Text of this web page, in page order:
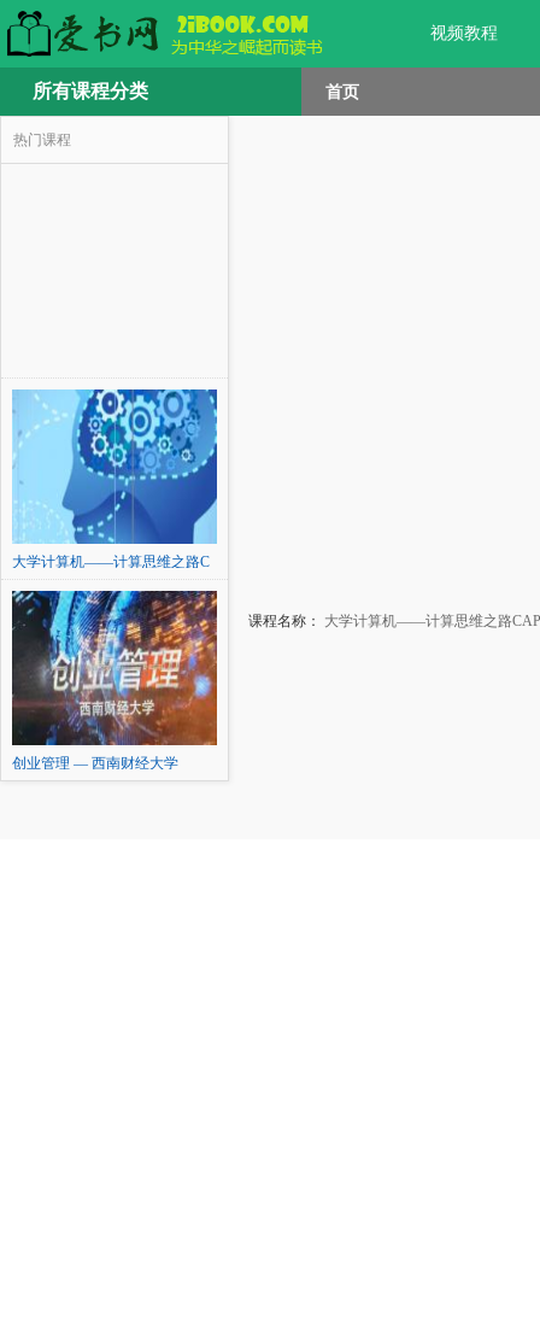
视频教程
所有课程分类 首页
热门课程
大学计算机——计算思维之路C
创业管理 — 西南财经大学
课程名称： 大学计算机——计算思维之路CAP